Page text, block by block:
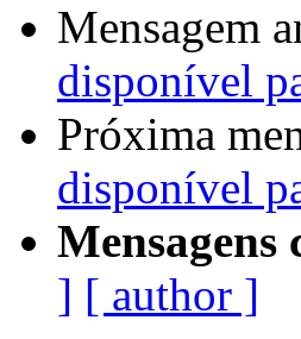
Mensagem
disponível
Próxima
disponível
Mensagens
] [ author ]